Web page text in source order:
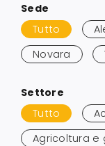
ai
risultati
Sede
Tutto
Novara
ai
risultati
Settore
Tutto
Agricoltura e